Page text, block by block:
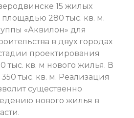
15 жилых
280 тыс. кв. м.
«Аквилон» для
в двух городах
проектирования
тыс. кв. м нового жилья. В
тыс. кв. м. Реализация
существенно
нового жилья в